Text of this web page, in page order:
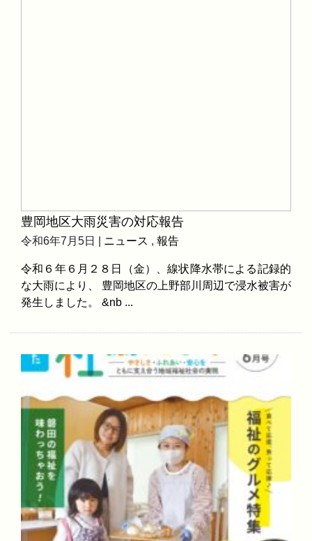
豊岡地区大雨災害の対応報告
令和6年7月5日 | ニュース , 報告
令和６年６月２８日（金）、線状降水帯による記録的
な大雨により、 豊岡地区の上野部川周辺で浸水被害が
発生しました。 &nb ...